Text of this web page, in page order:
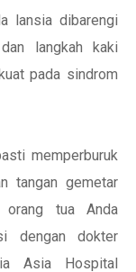
lansia dibarengi
langkah kaki
pada sindrom
memperburuk
tangan gemetar
orang tua Anda
dengan dokter
Asia Hospital